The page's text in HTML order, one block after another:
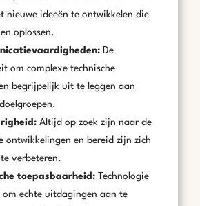
nieuwe ideeën te ontwikkelen die
oplossen.
De
om complexe technische
begrijpelijk uit te leggen aan
Altijd op zoek zijn naar de
ontwikkelingen en bereid zijn zich
verbeteren.
toepasbaarheid: Technologie
om echte uitdagingen aan te